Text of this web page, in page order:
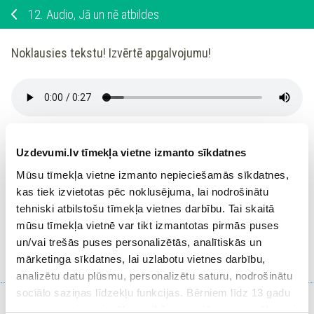
Uzdevumi.lv tīmekļa vietne izmanto sīkdatnes
Mūsu tīmekļa vietne izmanto nepieciešamās sīkdatnes,
kas tiek izvietotas pēc noklusējuma, lai nodrošinātu
tehniski atbilstošu tīmekļa vietnes darbību. Tai skaitā
mūsu tīmekļa vietnē var tikt izmantotas pirmās puses
un/vai trešās puses personalizētās, analītiskās un
mārketinga sīkdatnes, lai uzlabotu vietnes darbību,
analizētu datu plūsmu, personalizētu saturu, nodrošinātu
sociālo saziņas līdzekļu funkcijas. Bērniem līdz 13 gadu
vecumam pirms izvēles veikšanas ir jāprasa vecāka vai
12. Audio, Jā un nē atbildes
Noklausies tekstu! Izvērtē apgalvojumu!
Vecmāmiņa grib spēlēt kārtis
Apgalvojums
Ieiet portālā
vaiReģistrēties